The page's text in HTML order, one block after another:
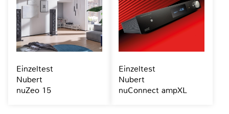
Einzeltest
Nubert
nuZeo 15
Einzeltest
Nubert
nuConnect ampXL